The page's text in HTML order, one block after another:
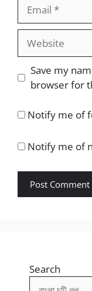
Website
Save my
browser for
Notify me of
Notify me of
Search